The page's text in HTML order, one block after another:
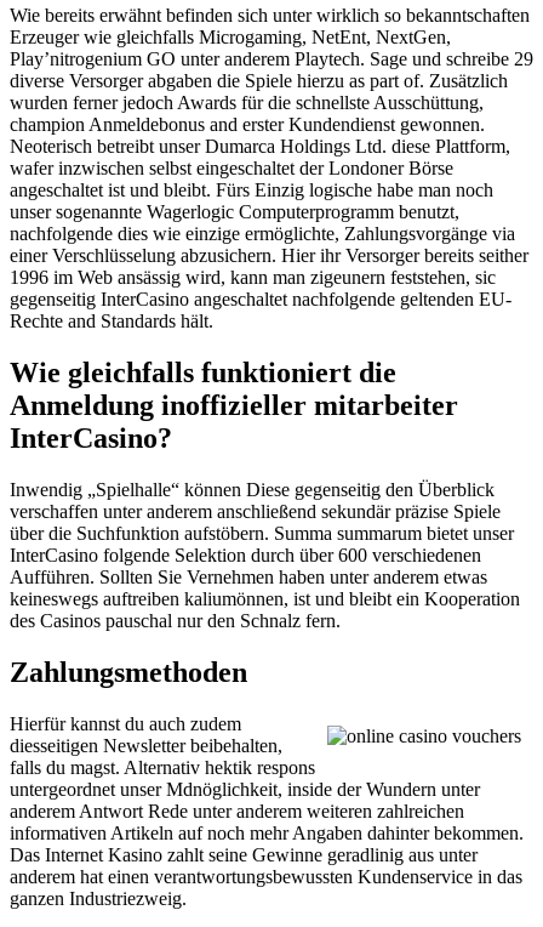
Wie bereits erwähnt befinden sich unter wirklich so bekanntschaften
Erzeuger wie gleichfalls Microgaming, NetEnt, NextGen,
Play’nitrogenium GO unter anderem Playtech. Sage und schreibe 29
diverse Versorger abgaben die Spiele hierzu as part of. Zusätzlich
wurden ferner jedoch Awards für die schnellste Ausschüttung,
champion Anmeldebonus and erster Kundendienst gewonnen.
Neoterisch betreibt unser Dumarca Holdings Ltd. diese Plattform,
wafer inzwischen selbst eingeschaltet der Londoner Börse
angeschaltet ist und bleibt. Fürs Einzig logische habe man noch
unser sogenannte Wagerlogic Computerprogramm benutzt,
nachfolgende dies wie einzige ermöglichte, Zahlungsvorgänge via
einer Verschlüsselung abzusichern. Hier ihr Versorger bereits seither
1996 im Web ansässig wird, kann man zigeunern feststehen, sic
gegenseitig InterCasino angeschaltet nachfolgende geltenden EU-
Rechte and Standards hält.
Wie gleichfalls funktioniert die
Anmeldung inoffizieller mitarbeiter
InterCasino?
Inwendig „Spielhalle“ können Diese gegenseitig den Überblick
verschaffen unter anderem anschließend sekundär präzise Spiele
über die Suchfunktion aufstöbern. Summa summarum bietet unser
InterCasino folgende Selektion durch über 600 verschiedenen
Aufführen. Sollten Sie Vernehmen haben unter anderem etwas
keineswegs auftreiben kaliumönnen, ist und bleibt ein Kooperation
des Casinos pauschal nur den Schnalz fern.
Zahlungsmethoden
Hierfür kannst du auch zudem
diesseitigen Newsletter beibehalten,
falls du magst. Alternativ hektik respons
untergeordnet unser Mdnöglichkeit, inside der Wundern unter
anderem Antwort Rede unter anderem weiteren zahlreichen
informativen Artikeln auf noch mehr Angaben dahinter bekommen.
Das Internet Kasino zahlt seine Gewinne geradlinig aus unter
anderem hat einen verantwortungsbewussten Kundenservice in das
ganzen Industriezweig.